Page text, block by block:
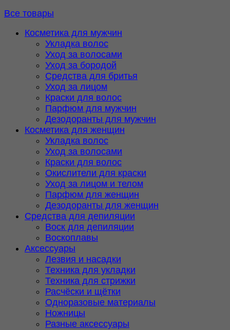
Все товары
Косметика для мужчин
Укладка волос
Уход за волосами
Уход за бородой
Средства для бритья
Уход за лицом
Краски для волос
Парфюм для мужчин
Дезодоранты для мужчин
Косметика для женщин
Укладка волос
Уход за волосами
Краски для волос
Окислители для краски
Уход за лицом и телом
Парфюм для женщин
Дезодоранты для женщин
Средства для депиляции
Воск для депиляции
Воскоплавы
Аксессуары
Лезвия и насадки
Техника для укладки
Техника для стрижки
Расчёски и щётки
Одноразовые материалы
Ножницы
Разные аксессуары